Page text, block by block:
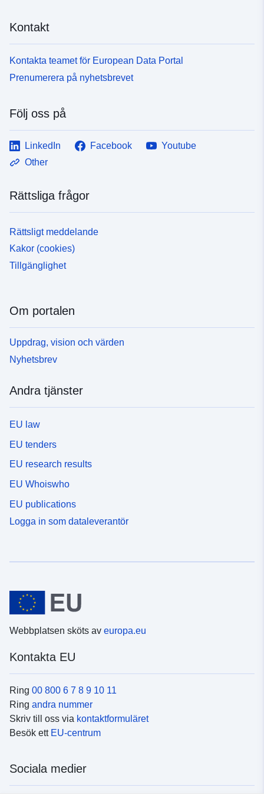
Kontakt
Kontakta teamet för European Data Portal
Prenumerera på nyhetsbrevet
Följ oss på
LinkedIn Facebook
Youtube
Other
Rättsliga frågor
Rättsligt meddelande
Kakor (cookies)
Tillgänglighet
Om portalen
Uppdrag, vision och värden
Nyhetsbrev
Andra tjänster
EU law
EU tenders
EU research results
EU Whoiswho
EU publications
Logga in som dataleverantör
Webbplatsen sköts av europa.eu
Kontakta EU
Ring 00 800 6 7 8 9 10 11
Ring andra nummer
Skriv till oss via kontaktformuläret
Besök ett EU-centrum
Sociala medier